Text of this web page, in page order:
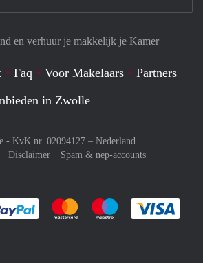
en verhuur je makkelijk je Kamer
Faq Voor Makelaars
Partners
in Zwolle
- KvK nr. 02094127 – Nederland
Disclaimer
Spam & nep-accounts
Je rekent gemakkelijk af met Paypal
Je rekent gemakkelijk af met
Je rekent